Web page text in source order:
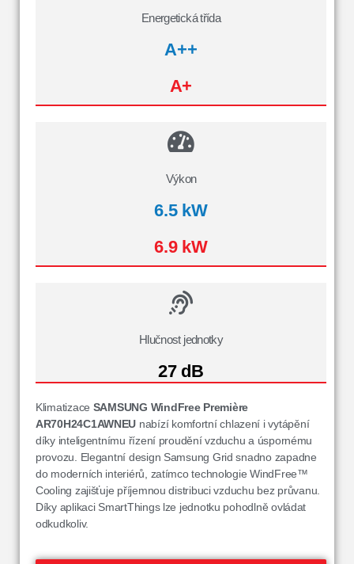
Energetická třída
A++
A+
Výkon
6.5 kW
6.9 kW
Hlučnost jednotky
27 dB
Klimatizace SAMSUNG WindFree Première
AR70H24C1AWNEU nabízí komfortní chlazení i vytápění
díky inteligentnímu řízení proudění vzduchu a úspornému
provozu. Elegantní design Samsung Grid snadno zapadne
do moderních interiérů, zatímco technologie WindFree™
Cooling zajišťuje příjemnou distribuci vzduchu bez průvanu.
Díky aplikaci SmartThings lze jednotku pohodlně ovládat
odkudkoliv.